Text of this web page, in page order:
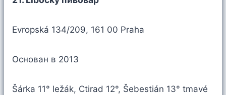
Evropská 134/209, 161 00 Praha
Основан в 2013
Šárka 11° ležák, Ctirad 12°, Šebestián 13° tmavé